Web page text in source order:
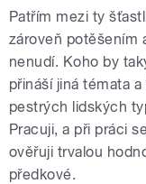
Patřím mezi ty
zároveň potěšením
nenudí. Koho by
přináší jiná témata
pestrých lidských
Pracuji, a při práci
ověřuji trvalou
předkové.